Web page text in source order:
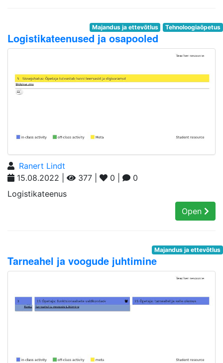
Majandus ja ettevõtlus Tehnoloogiaõpetus
Logistikateenused ja osapooled
Ranert Lindt
15.08.2022 |
377 | 0 |
0
Logistikateenus
Open
Majandus ja ettevõtlus
Tarneahel ja voogude juhtimine